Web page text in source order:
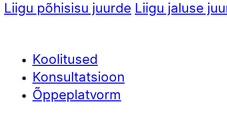
Liigu põhisisu juurde Liigu jaluse
Koolitused
Konsultatsioon
Õppeplatvorm